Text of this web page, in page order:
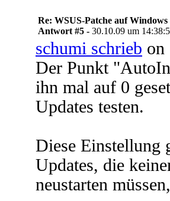
Re: WSUS-Patche auf
Antwort #5 - 30.10.09 um
schumi schrieb on
Der Punkt
ihn mal auf 0
Updates testen.
Diese Einstellung
Updates, die
neustarten